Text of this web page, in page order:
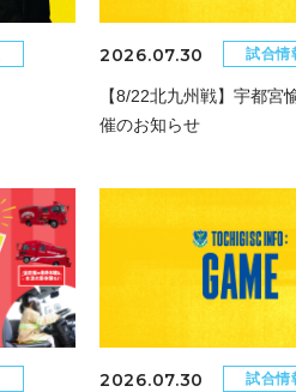
2026.07.30 試合情
【8/22北九州戦】宇都宮
催のお知らせ
2026.07.30 試合情